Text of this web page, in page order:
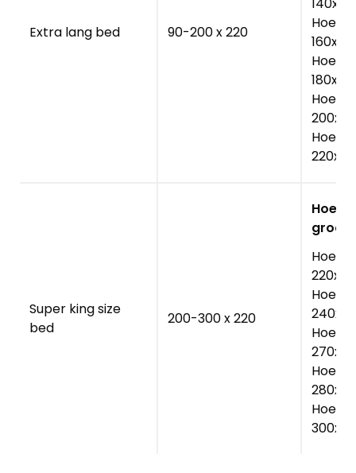
Extra lang bed 90-200 x 220
Super king size
bed
200-300 x 220
groot